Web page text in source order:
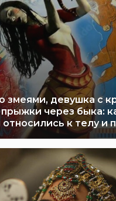
змеями, девушка с
прыжки через быка:
к телу и